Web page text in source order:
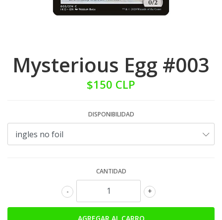
Mysterious Egg #003
$150 CLP
DISPONIBILIDAD
CANTIDAD
+
-